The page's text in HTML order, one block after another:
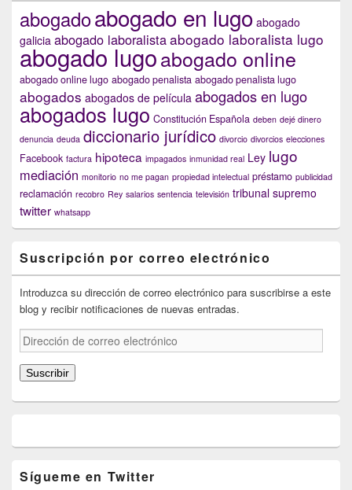
abogadoabogado en lugo abogado
galicia abogado laboralistaabogado laboralista lugo
abogado lugoabogado online
abogado online lugo abogado penalista abogado penalista lugo
abogados abogados de película abogados en lugo
abogados lugo Constitución Española deben dejé dinero
denuncia deuda diccionario jurídico divorcio divorcios elecciones
Facebook factura hipoteca impagados inmunidad real Ley lugo
mediación monitorio no me pagan propiedad intelectual préstamo publicidad
reclamación recobro Rey salarios sentencia televisión tribunal supremo
twitter whatsapp
Suscripción por correo electrónico
Introduzca su dirección de correo electrónico para suscribirse a este
blog y recibir notificaciones de nuevas entradas.
Dirección
de
correo
electrónico
Suscribir
Sígueme en Twitter